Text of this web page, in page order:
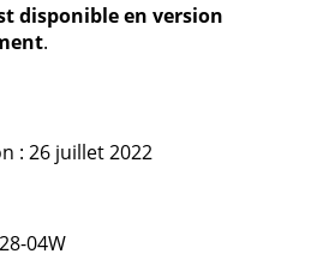
disponible en version
.
: 26 juillet 2022
04W